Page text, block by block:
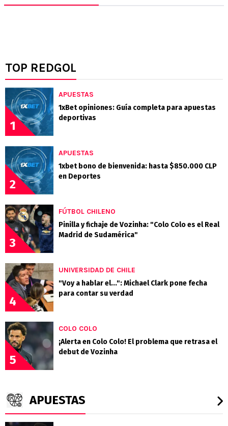
TOP REDGOL
1
APUESTAS
1xBet opiniones: Guía completa para apuestas
deportivas
2
APUESTAS
1xbet bono de bienvenida: hasta $850.000 CLP
en Deportes
3
FÚTBOL CHILENO
Pinilla y fichaje de Vozinha: "Colo Colo es el Real
Madrid de Sudamérica"
4
UNIVERSIDAD DE CHILE
"Voy a hablar el...": Michael Clark pone fecha
para contar su verdad
5
COLO COLO
¡Alerta en Colo Colo! El problema que retrasa el
debut de Vozinha
APUESTAS